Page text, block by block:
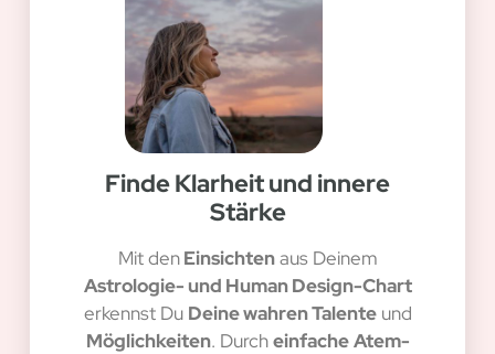
Finde Klarheit und innere
Stärke
Mit denEinsichtenaus Deinem
Astrologie- und Human Design-Chart
erkennst Du Deine wahren Talenteund
Möglichkeiten. Durcheinfache Atem-